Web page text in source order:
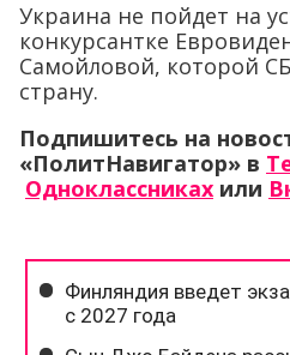
Украина не пойдет на
конкурсантке
Самойловой, которой
страну.
Подпишитесь на
«ПолитНавигатор» в
Одноклассниках или